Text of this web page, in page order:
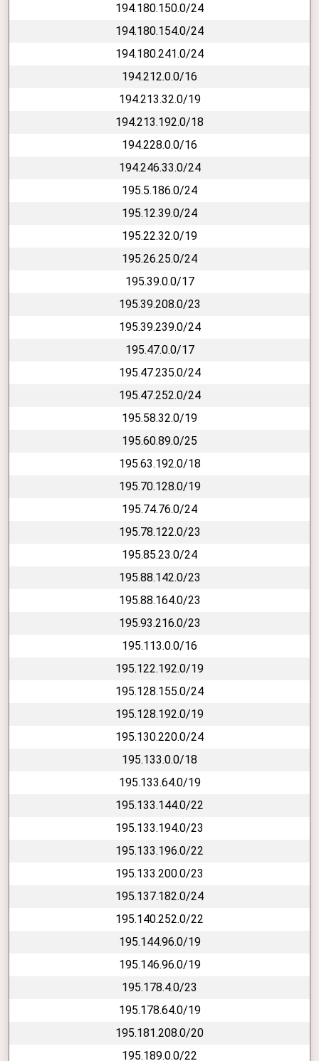
194.180.150.0/24
194.180.154.0/24
194.180.241.0/24
194.212.0.0/16
194.213.32.0/19
194.213.192.0/18
194.228.0.0/16
194.246.33.0/24
195.5.186.0/24
195.12.39.0/24
195.22.32.0/19
195.26.25.0/24
195.39.0.0/17
195.39.208.0/23
195.39.239.0/24
195.47.0.0/17
195.47.235.0/24
195.47.252.0/24
195.58.32.0/19
195.60.89.0/25
195.63.192.0/18
195.70.128.0/19
195.74.76.0/24
195.78.122.0/23
195.85.23.0/24
195.88.142.0/23
195.88.164.0/23
195.93.216.0/23
195.113.0.0/16
195.122.192.0/19
195.128.155.0/24
195.128.192.0/19
195.130.220.0/24
195.133.0.0/18
195.133.64.0/19
195.133.144.0/22
195.133.194.0/23
195.133.196.0/22
195.133.200.0/23
195.137.182.0/24
195.140.252.0/22
195.144.96.0/19
195.146.96.0/19
195.178.4.0/23
195.178.64.0/19
195.181.208.0/20
195.189.0.0/22